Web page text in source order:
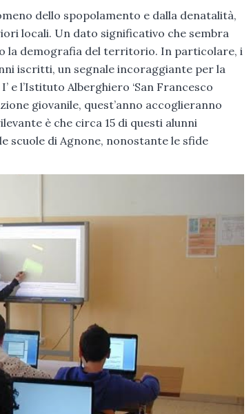
dello spopolamento e dalla denatalità,
locali. Un dato significativo che sembra
la demografia del territorio. In particolare, i
iscritti, un segnale incoraggiante per la
e l’Istituto Alberghiero ‘San Francesco
giovanile, quest’anno accoglieranno
è che circa 15 di questi alunni
scuole di Agnone, nonostante le sfide